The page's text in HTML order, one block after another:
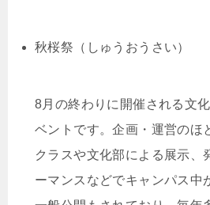
秋桜祭（しゅうおうさい）
8月の終わりに開催される文
ベントです。企画・運営のほ
クラスや文化部による展示、
ーマンスなどでキャンパス中